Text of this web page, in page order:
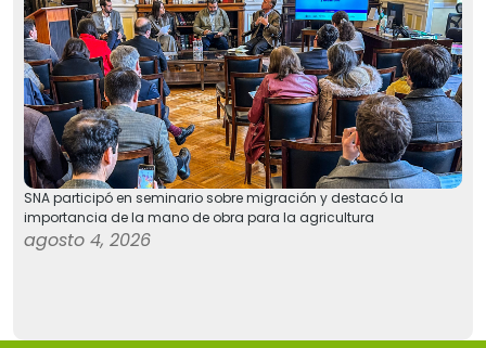
SNA participó en seminario sobre migración y destacó la
importancia de la mano de obra para la agricultura
agosto 4, 2026